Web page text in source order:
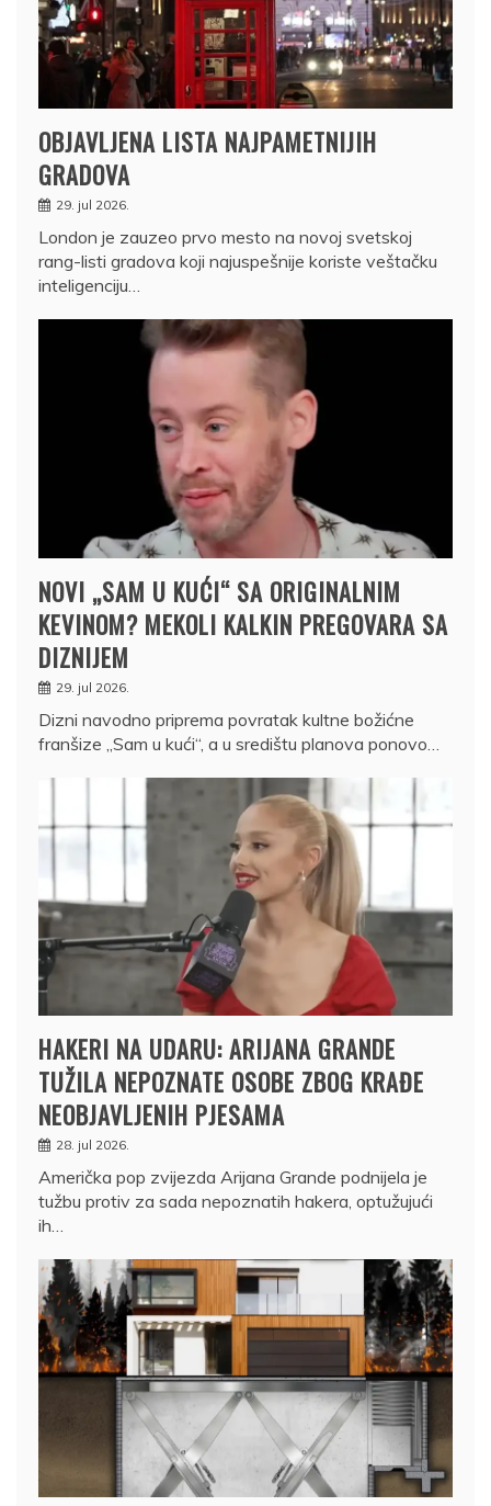
OBJAVLJENA LISTA NAJPAMETNIJIH
GRADOVA
29. jul 2026.
London je zauzeo prvo mesto na novoj svetskoj
rang-listi gradova koji najuspešnije koriste veštačku
inteligenciju…
NOVI „SAM U KUĆI“ SA ORIGINALNIM
KEVINOM? MEKOLI KALKIN PREGOVARA SA
DIZNIJEM
29. jul 2026.
Dizni navodno priprema povratak kultne božićne
franšize „Sam u kući“, a u središtu planova ponovo…
HAKERI NA UDARU: ARIJANA GRANDE
TUŽILA NEPOZNATE OSOBE ZBOG KRAĐE
NEOBJAVLJENIH PJESAMA
28. jul 2026.
Američka pop zvijezda Arijana Grande podnijela je
tužbu protiv za sada nepoznatih hakera, optužujući
ih…